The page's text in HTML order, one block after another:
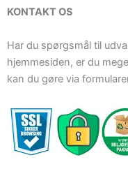
KONTAKT OS
Har du spørgsmål til
hjemmesiden, er du
kan du gøre via